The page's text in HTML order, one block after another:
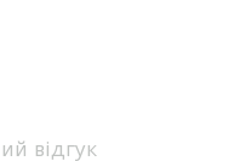
відгук